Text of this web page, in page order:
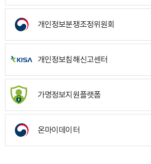
개인정보분쟁조정위원회
개인정보침해신고센터
가명정보지원플랫폼
온마이데이터